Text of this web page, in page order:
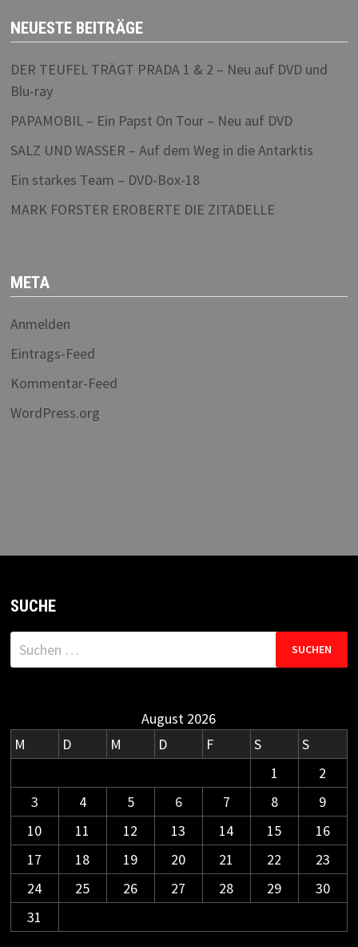
NEUESTE BEITRÄGE
DER TEUFEL TRÄGT PRADA 1 & 2 – Neu auf DVD und
Blu-ray
PAPAMOBIL – Ein Papst On Tour – Neu auf DVD
SALZ UND WASSER – Auf dem Weg in die Antarktis
Ein starkes Team – DVD-Box-18
MARK FORSTER EROBERTE DIE ZITADELLE
META
Anmelden
Eintrags-Feed
Kommentar-Feed
WordPress.org
SUCHE
Suchen
nach:
August 2026
M
D M D F S
S
1
2
3
4 5 6 7 8
9
10
11 12 13 14 15
16
17
18 19 20 21 22
23
24
25 26 27 28 29
30
31